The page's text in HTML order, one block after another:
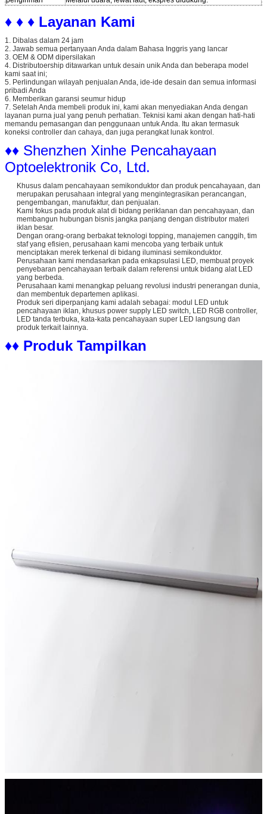
♦ ♦ ♦ Layanan Kami
1. Dibalas dalam 24 jam
2. Jawab semua pertanyaan Anda dalam Bahasa Inggris yang lancar
3. OEM & ODM dipersilakan
4. Distributoership ditawarkan untuk desain unik Anda dan beberapa model
kami saat ini;
5. Perlindungan wilayah penjualan Anda, ide-ide desain dan semua informasi
pribadi Anda
6. Memberikan garansi seumur hidup
7. Setelah Anda membeli produk ini, kami akan menyediakan Anda dengan
layanan purna jual yang penuh perhatian. Teknisi kami akan dengan hati-hati
memandu pemasangan dan penggunaan untuk Anda. Itu akan termasuk
koneksi controller dan cahaya, dan juga perangkat lunak kontrol.
♦♦ Shenzhen Xinhe Pencahayaan
Optoelektronik Co, Ltd.
Khusus dalam pencahayaan semikonduktor dan produk pencahayaan, dan
merupakan perusahaan integral yang mengintegrasikan perancangan,
pengembangan, manufaktur, dan penjualan.
Kami fokus pada produk alat di bidang periklanan dan pencahayaan, dan
membangun hubungan bisnis jangka panjang dengan distributor materi
iklan besar.
Dengan orang-orang berbakat teknologi topping, manajemen canggih, tim
staf yang efisien, perusahaan kami mencoba yang terbaik untuk
menciptakan merek terkenal di bidang iluminasi semikonduktor.
Perusahaan kami mendasarkan pada enkapsulasi LED, membuat proyek
penyebaran pencahayaan terbaik dalam referensi untuk bidang alat LED
yang berbeda.
Perusahaan kami menangkap peluang revolusi industri penerangan dunia,
dan membentuk departemen aplikasi.
Produk seri diperpanjang kami adalah sebagai: modul LED untuk
pencahayaan iklan, khusus power supply LED switch, LED RGB controller,
LED tanda terbuka, kata-kata pencahayaan super LED langsung dan
produk terkait lainnya.
♦♦ Produk Tampilkan